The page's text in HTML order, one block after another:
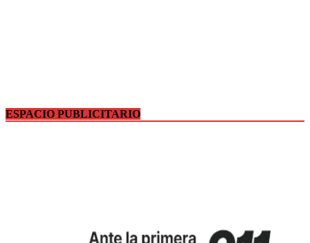
ESPACIO PUBLICITARIO